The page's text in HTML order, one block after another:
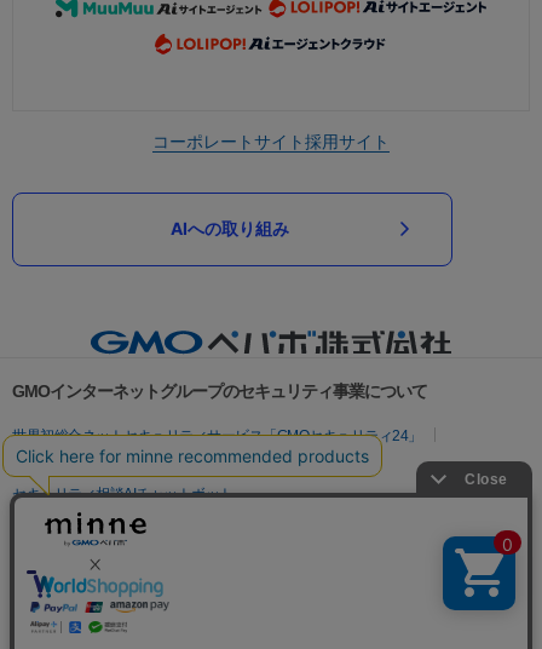
コーポレートサイト採用サイト
AIへの取り組み
GMOインターネットグループのセキュリティ事業について
世界初総合ネットセキュリティサービス「GMOセキュリティ24」
パスワード漏洩診断
Webサイトリスク診断
セキュリティ相談AIチャットボット
実在証明・盗聴対策
サイバー攻撃対策（GMO Flatt Security）
セキュリティ事業の軌跡